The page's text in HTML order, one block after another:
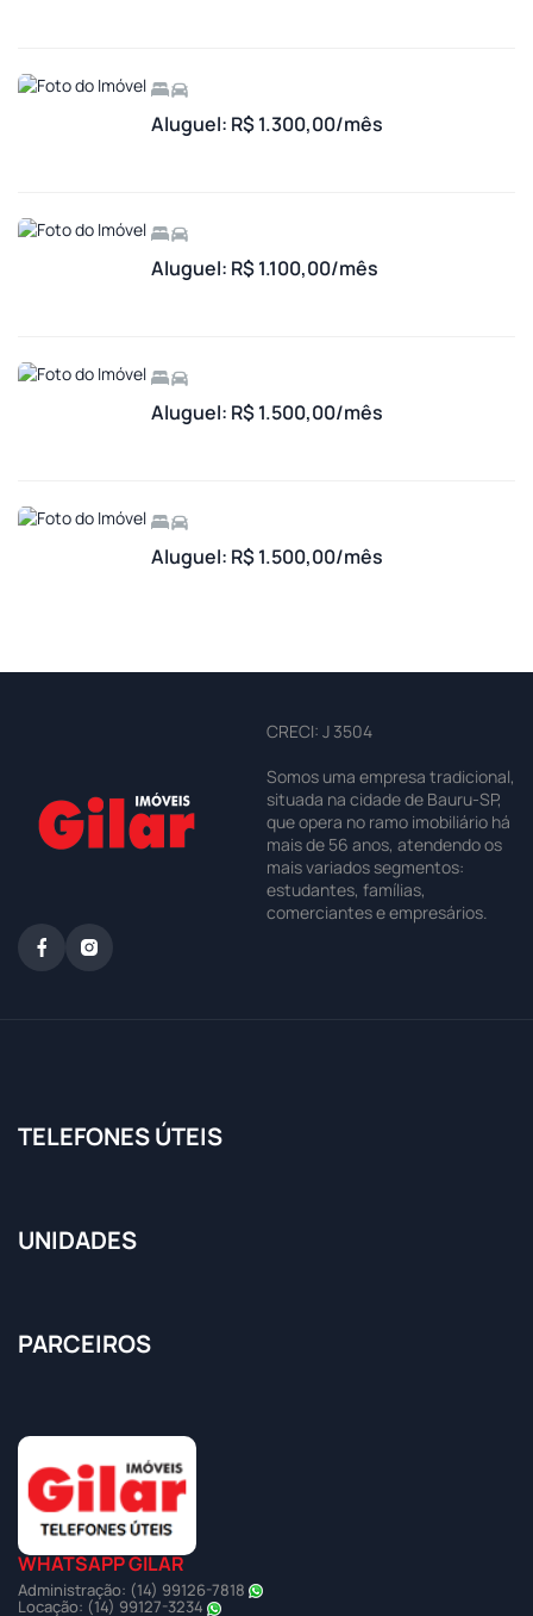
Aluguel: R$ 1.300,00/mês
Aluguel: R$ 1.100,00/mês
Aluguel: R$ 1.500,00/mês
Aluguel: R$ 1.500,00/mês
CRECI: J 3504
Somos uma empresa tradicional,
situada na cidade de Bauru-SP,
que opera no ramo imobiliário há
mais de 56 anos, atendendo os
mais variados segmentos:
estudantes, famílias,
comerciantes e empresários.
TELEFONES ÚTEIS
UNIDADES
PARCEIROS
WHATSAPP GILAR
Administração: (14) 99126-7818
Locação: (14) 99127-3234